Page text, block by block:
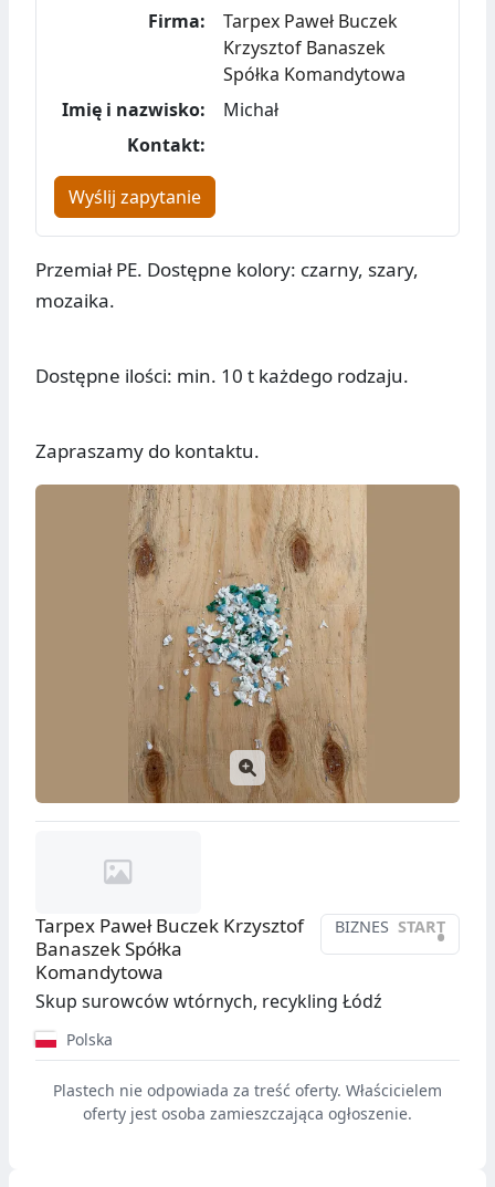
Firma:
Tarpex Paweł Buczek
Krzysztof Banaszek
Spółka Komandytowa
Imię i nazwisko:
Michał
Kontakt:
Wyślij zapytanie
Przemiał PE. Dostępne kolory: czarny, szary,
mozaika.
Dostępne ilości: min. 10 t każdego rodzaju.
Zapraszamy do kontaktu.
BIZNES START
•
Tarpex Paweł Buczek Krzysztof
Banaszek Spółka
Komandytowa
Skup surowców wtórnych, recykling Łódź
Polska
Plastech nie odpowiada za treść oferty. Właścicielem
oferty jest osoba zamieszczająca ogłoszenie.